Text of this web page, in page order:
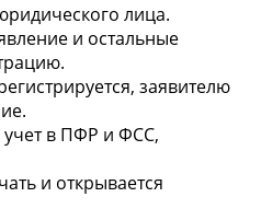
лица.
и остальные
заявителю
в ПФР и ФСС,
и открывается